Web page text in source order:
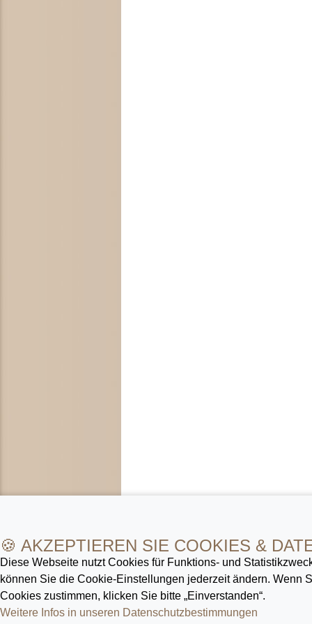
🍪 AKZEPTIEREN SIE COOKIES &
Diese Webseite nutzt Cookies für Funktions- und
können Sie die Cookie-Ein­stellungen jederzeit ändern. Wenn
Cookies zustimmen, klicken Sie bitte „Einverstanden“.
Weitere Infos in unseren Datenschutz­bestimmungen